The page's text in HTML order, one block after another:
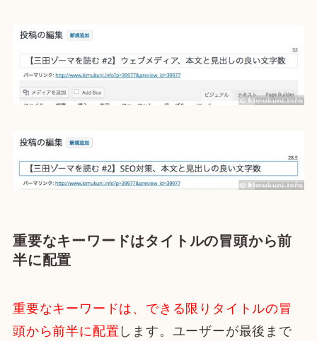
重要なキーワードはタイトルの冒頭から前
半に配置
重要なキーワードは、できる限りタイトルの冒
頭から前半に配置 します。ユーザーが最後まで